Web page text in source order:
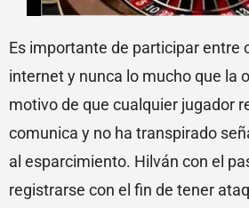
Es importante de participar entre
internet y nunca lo mucho que la
motivo de que cualquier jugador
comunica y no ha transpirado
al esparcimiento. Hilván con el
registrarse con el fin de tener